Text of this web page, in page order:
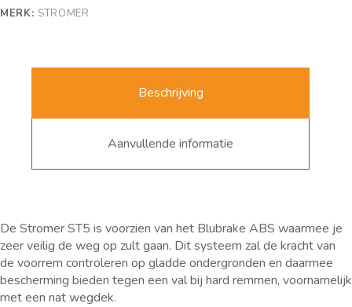
MERK: STROMER
Beschrijving
Aanvullende informatie
De Stromer ST5 is voorzien van het Blubrake ABS waarmee je
zeer veilig de weg op zult gaan. Dit systeem zal de kracht van
de voorrem controleren op gladde ondergronden en daarmee
bescherming bieden tegen een val bij hard remmen, voornamelijk
met een nat wegdek.